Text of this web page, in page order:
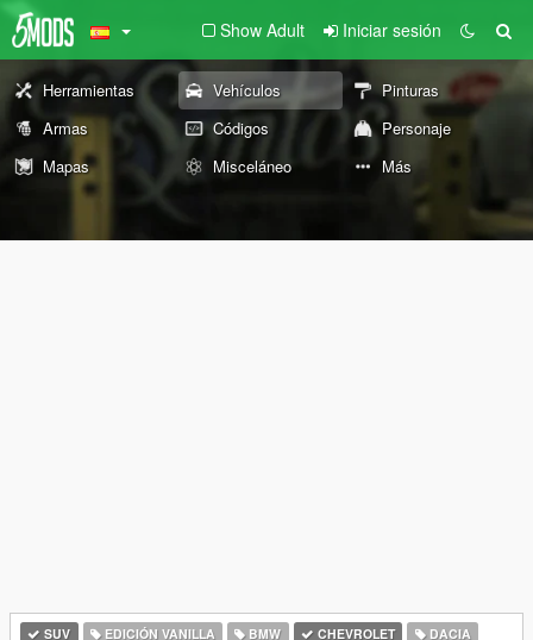
Show Adult Iniciar sesión
Herramientas Vehículos
Pinturas
Armas
Códigos
Personaje
Mapas
Misceláneo Más
SUV EDICIÓN VANILLA BMW CHEVROLET
DACIA